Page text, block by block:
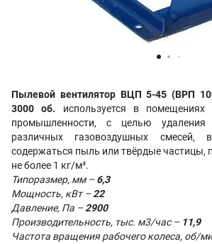
Пылевой вентилятор ВЦП 5-45 (ВРП
3000 об. используется в
промышленности, с целью удаления
различных газовоздушных
содержаться пыль или твёрдые частицы,
не более 1 кг/м³.
Типоразмер, мм –6,3
Мощность, кВт –22
Давление, Па –2900
Производительность, тыс. м3/час – 11,9
Частота вращения рабочего колеса, об/